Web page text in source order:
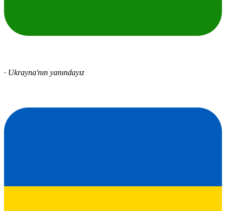
· Ukrayna'nın yanındayız